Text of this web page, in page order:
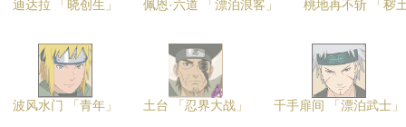
迪达拉 「晓创生」 佩恩·六道 「漂泊浪客」 桃地再不斩 「秽
波风水门 「青年」 土台 「忍界大战」 千手扉间 「漂泊武士」